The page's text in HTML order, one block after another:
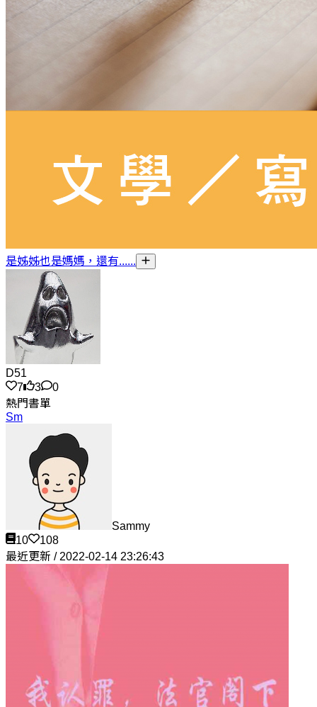
是姊姊也是媽媽，還有......
D51
7
3
0
熱門書單
Sm
Sammy
10
108
最近更新 / 2022-02-14 23:26:43